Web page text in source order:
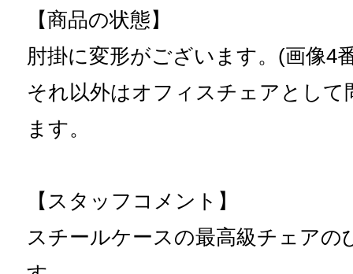
【商品の状態】
肘掛に変形がございます。(画像4
それ以外はオフィスチェアとし
ます。
【スタッフコメント】
スチールケースの最高級チェア